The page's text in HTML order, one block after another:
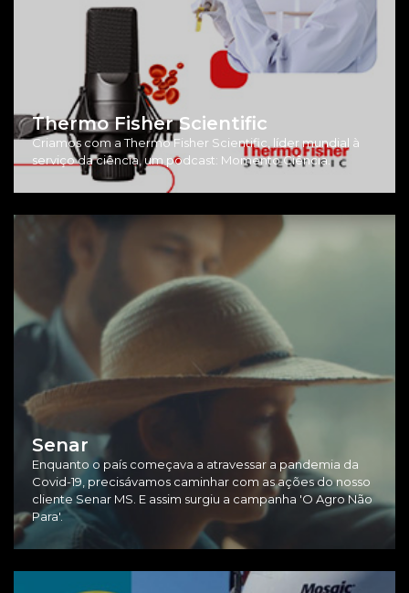
Thermo Fisher Scientific
Criamos com a Thermo Fisher Scientific, líder mundial à
serviço da ciência, um podcast: Momento Ciência.
Senar
Enquanto o país começava a atravessar a pandemia da
Covid-19, precisávamos caminhar com as ações do nosso
cliente Senar MS. E assim surgiu a campanha 'O Agro Não
Para'.